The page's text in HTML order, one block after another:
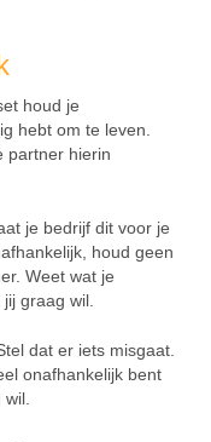
houd je
hebt om te leven.
partner hierin
je bedrijf dit voor je
houd geen
Weet wat je
graag wil.
dat er iets misgaat.
onafhankelijk bent